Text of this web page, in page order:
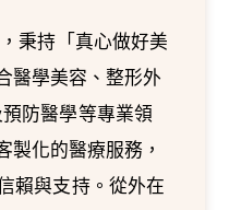
秉持「真心做好美
醫學美容、整形外
防醫學等專業領
製化的醫療服務，
賴與支持。從外在